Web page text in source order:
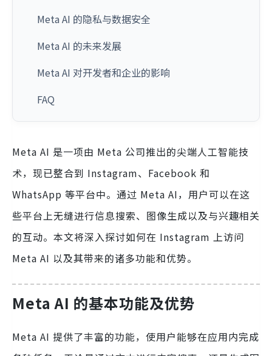
Meta AI 的隐私与数据安全
Meta AI 的未来发展
Meta AI 对开发者和企业的影响
FAQ
Meta AI 是一项由 Meta 公司推出的尖端人工智能技
术，现已整合到 Instagram、Facebook 和
WhatsApp 等平台中。通过 Meta AI，用户可以在这
些平台上无缝进行信息搜索、图像生成以及与兴趣相关
的互动。本文将深入探讨如何在 Instagram 上访问
Meta AI 以及其带来的诸多功能和优势。
Meta AI 的基本功能及优势
Meta AI 提供了丰富的功能，使用户能够在应用内完成